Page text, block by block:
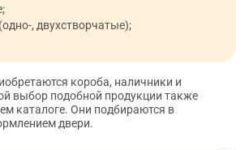
, двухстворчатые);
короба, наличники и
выбор подобной продукции также
каталоге. Они подбираются в
двери.